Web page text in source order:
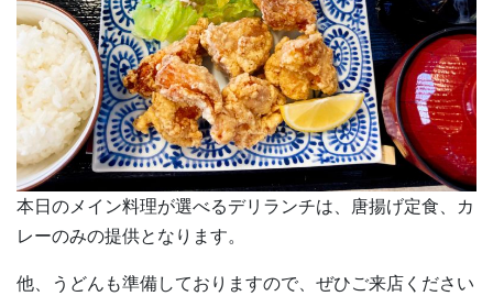
本日のメイン料理が選べるデリランチは、唐揚げ定食、カ
レーのみの提供となります。
他、うどんも準備しておりますので、ぜひご来店ください